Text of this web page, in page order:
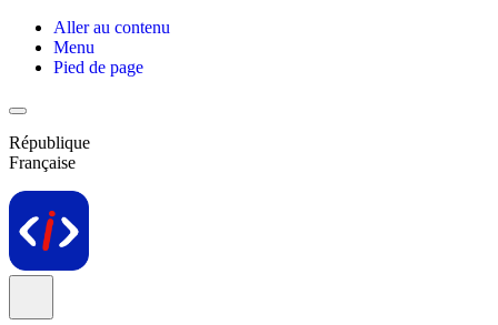
Aller au contenu
Menu
Pied de page
République
Française